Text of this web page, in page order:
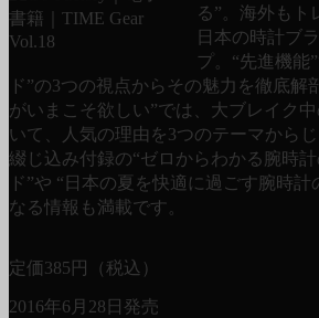
る”。海外も
日本の時計ブ
プ。“先進機能
ド”の3つの視点からその魅力を徹底
がいまこそ欲しい”では、大ブレイク
いて、人気の理由を3つのテーマから
綴じ込み付録の“ゼロからわかる腕時
ド”や “日本の夏を快適に過ごす腕時
なる情報も満載です。
定価385円（税込）
2016年6月28日発売